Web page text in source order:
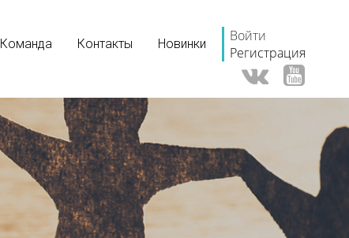
Команда Контакты Новинки
Войти
Регистрация